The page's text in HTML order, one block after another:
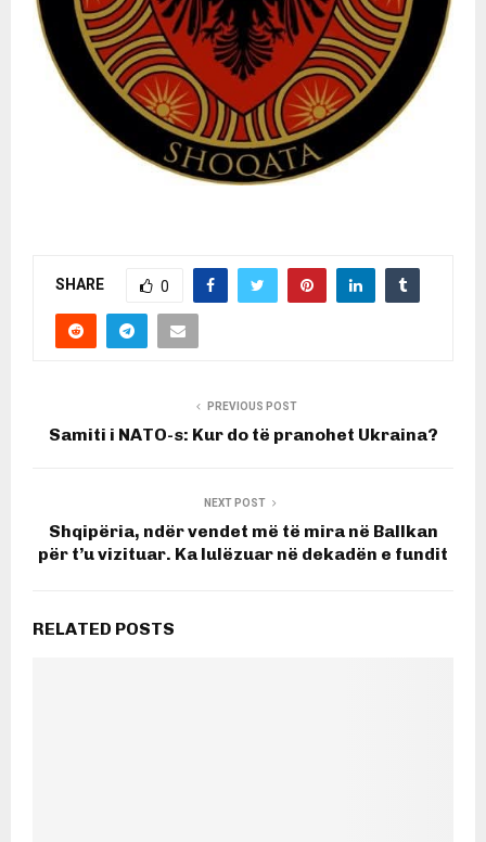
SHARE 0
PREVIOUS POST
Samiti i NATO-s: Kur do të pranohet Ukraina?
NEXT POST
Shqipëria, ndër vendet më të mira në Ballkan
për t’u vizituar. Ka lulëzuar në dekadën e fundit
RELATED POSTS